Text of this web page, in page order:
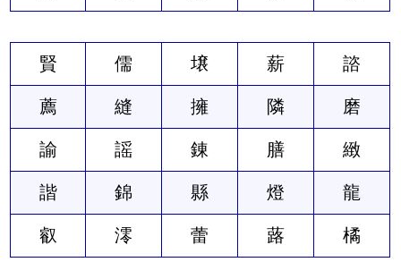
賢 儒 壌 薪 諮
薦 縫 擁 隣 磨
諭 謡 錬 膳 緻
諧 錦 縣 燈 龍
叡 澪 蕾 蕗 橘